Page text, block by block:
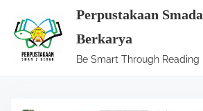
Perpustakaan Smada
Berkarya
Be Smart Through Reading